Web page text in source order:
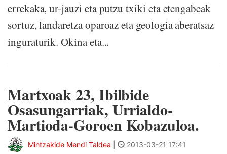
errekaka, ur-jauzi eta putzu txiki eta etengabeak
sortuz, landaretza oparoaz eta geologia aberatsaz
inguraturik. Okina eta...
Martxoak 23, Ibilbide
Osasungarriak, Urrialdo-
Martioda-Goroen Kobazuloa.
Mintzakide Mendi Taldea 2013-03-21 17:41